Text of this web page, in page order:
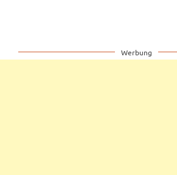
Werbung